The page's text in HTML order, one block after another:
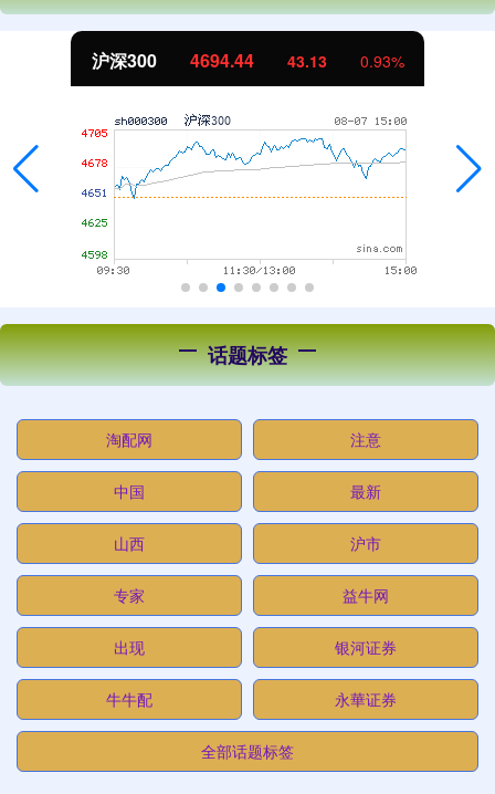
北证50 1134.24 11.37
话题标签
淘配网 注意
中国 最新
山西 沪市
专家 益牛网
出现 银河证券
牛牛配 永華证券
全部话题标签